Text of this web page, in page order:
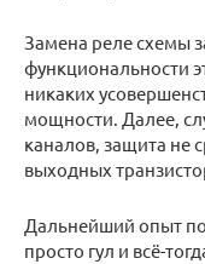
Замена реле схемы
функциональности
никаких
мощности. Далее,
каналов, защита не
выходных
Дальнейший опыт
просто гул и всё-